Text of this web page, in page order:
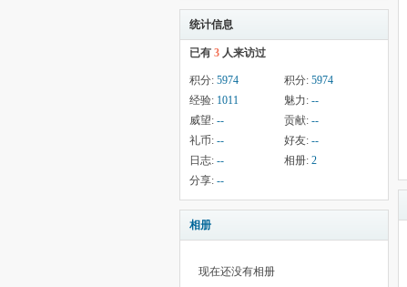
统计信息
已有 3 人来访过
积分: 5974 积分: 5974
经验: 1011 魅力: --
威望: -- 贡献: --
礼币: -- 好友: --
日志: -- 相册: 2
分享: --
相册
现在还没有相册